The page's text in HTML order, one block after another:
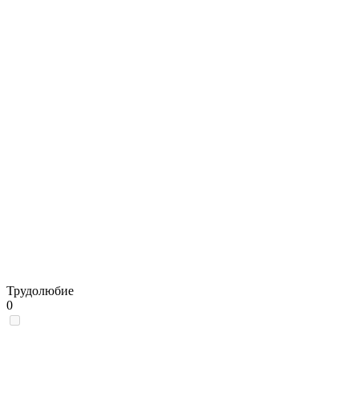
Трудолюбие
0